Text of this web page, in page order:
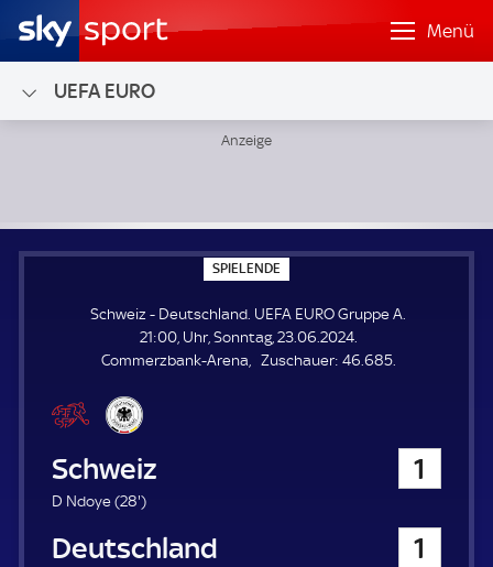
Menü
UEFA EURO
SPIELENDE
P
E
L
E
N
Schweiz - Deutschland. UEFA EURO Gruppe A.
21:00, Uhr, Sonntag, 23.06.2024.
Commerzbank-Arena
Zuschauer: Z
46.685.
Schweiz 1
D Ndoye (28'2
.
)
Deutschland 1